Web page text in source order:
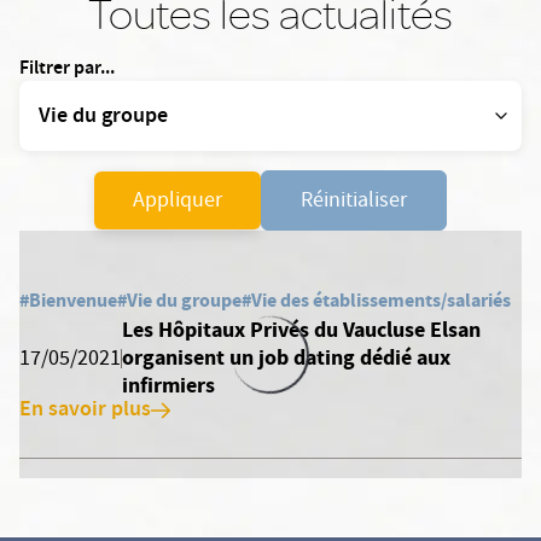
Toutes les actualités
Filtrer par...
Appliquer Réinitialiser
#Bienvenue#Vie du groupe#Vie des établissements/salariés
17/05/2021
Les Hôpitaux Privés du Vaucluse Elsan
organisent un job dating dédié aux
infirmiers
En savoir plus